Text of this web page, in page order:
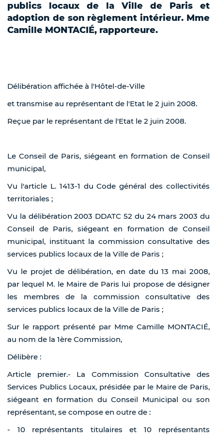
publics locaux de la Ville de Paris et
adoption de son règlement intérieur. Mme
Camille MONTACIÉ, rapporteure.
Délibération affichée à l'Hôtel-de-Ville
et transmise au représentant de l'Etat le 2 juin 2008.
Reçue par le représentant de l'Etat le 2 juin 2008.
Le Conseil de Paris, siégeant en formation de Conseil
municipal,
Vu l'article L. 1413-1 du Code général des collectivités
territoriales ;
Vu la délibération 2003 DDATC 52 du 24 mars 2003 du
Conseil de Paris, siégeant en formation de Conseil
municipal, instituant la commission consultative des
services publics locaux de la Ville de Paris ;
Vu le projet de délibération, en date du 13 mai 2008,
par lequel M. le Maire de Paris lui propose de désigner
les membres de la commission consultative des
services publics locaux de la Ville de Paris ;
Sur le rapport présenté par Mme Camille MONTACIÉ,
au nom de la 1ère Commission,
Délibère :
Article premier.- La Commission Consultative des
Services Publics Locaux, présidée par le Maire de Paris,
siégeant en formation du Conseil Municipal ou son
représentant, se compose en outre de :
- 10 représentants titulaires et 10 représentants